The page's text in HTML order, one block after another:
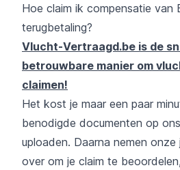
Hoe claim ik compensatie van
terugbetaling?
Vlucht-Vertraagd.be is de
betrouwbare manier om
claimen!
Het kost je maar een paar
benodigde documenten op
uploaden. Daarna nemen
over om je claim te